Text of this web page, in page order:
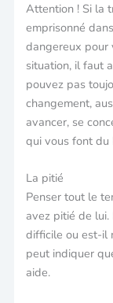
Attention ! Si la
emprisonné
dangereux pour
situation, il faut
pouvez pas
changement,
avancer, se
qui vous font du
La pitié
Penser tout le
avez pitié de
difficile ou est-il
peut indiquer
aide.